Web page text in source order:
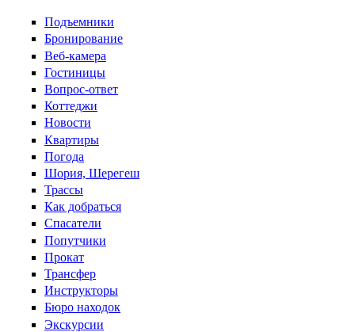
Перейти к основному содержанию
Подъемники
Бронирование
Веб-камера
Гостиницы
Вопрос-ответ
Коттеджи
Новости
Квартиры
Погода
Шория, Шерегеш
Трассы
Как добраться
Спасатели
Попутчики
Прокат
Трансфер
Инструкторы
Бюро находок
Экскурсии